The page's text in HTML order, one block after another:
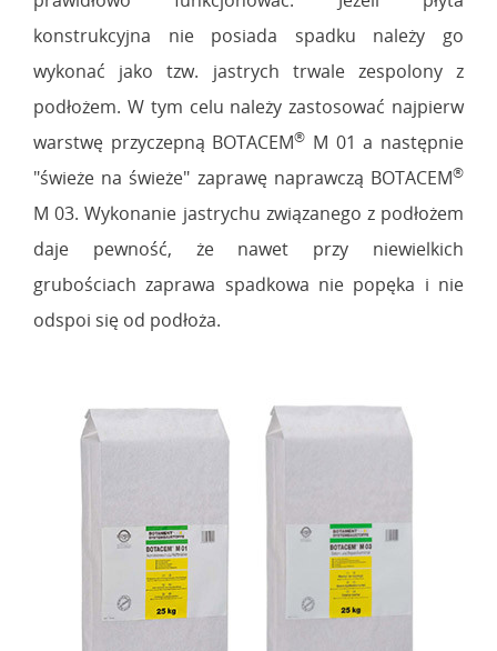
konstrukcyjna nie posiada spadku należy go
wykonać jako tzw. jastrych trwale zespolony z
podłożem. W tym celu należy zastosować najpierw
warstwę przyczepną BOTACEM® M 01 a następnie
"świeże na świeże" zaprawę naprawczą BOTACEM®
M 03. Wykonanie jastrychu związanego z podłożem
daje pewność, że nawet przy niewielkich
grubościach zaprawa spadkowa nie popęka i nie
odspoi się od podłoża.